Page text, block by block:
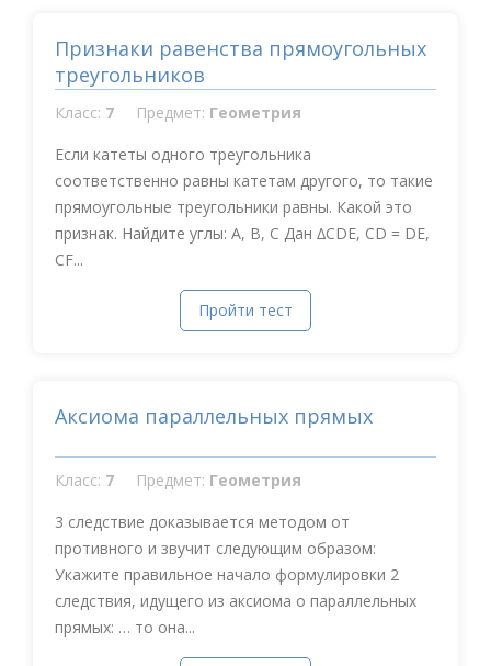
Признаки равенства прямоугольных
треугольников
Класс: 7 Предмет: Геометрия
Если катеты одного треугольника
соответственно равны катетам другого, то такие
прямоугольные треугольники равны. Какой это
признак. Найдите углы: A, B, C Дан ∆CDE, CD = DE,
CF...
Пройти тест
Аксиома параллельных прямых
Класс: 7 Предмет: Геометрия
3 следствие доказывается методом от
противного и звучит следующим образом:
Укажите правильное начало формулировки 2
следствия, идущего из аксиома о параллельных
прямых: … то она...